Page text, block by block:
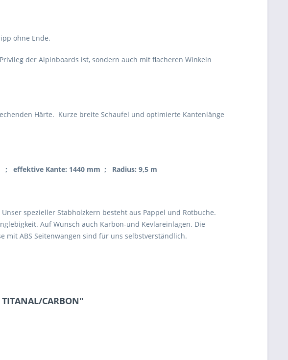
ohne Ende.
der Alpinboards ist, sondern auch mit flacheren Winkeln
Härte. Kurze breite Schaufel und optimierte Kantenlänge
effektive Kante: 1440 mm ; Radius: 9,5 m
spezieller Stabholzkern besteht aus Pappel und Rotbuche.
Auf Wunsch auch Karbon-und Kevlareinlagen. Die
mit ABS Seitenwangen sind für uns selbstverständlich.
CARBON"